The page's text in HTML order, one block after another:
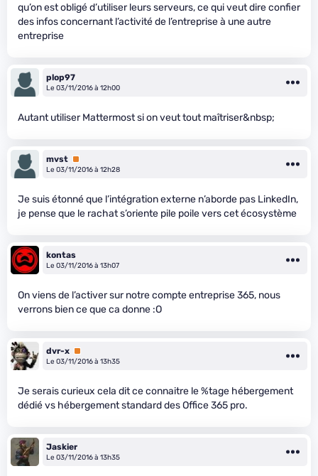
qu’on est obligé d’utiliser leurs serveurs, ce qui veut dire confier
des infos concernant l’activité de l’entreprise à une autre
entreprise
plop97
Le 03/11/2016 à 12h00
Autant utiliser Mattermost si on veut tout maîtriser&nbsp;
mvst Premium
Le 03/11/2016 à 12h28
Je suis étonné que l’intégration externe n’aborde pas LinkedIn,
je pense que le rachat s’oriente pile poile vers cet écosystème
kontas
Le 03/11/2016 à 13h07
On viens de l’activer sur notre compte entreprise 365, nous
verrons bien ce que ca donne :O
dvr-x Premium
Le 03/11/2016 à 13h35
Je serais curieux cela dit ce connaitre le %tage hébergement
dédié vs hébergement standard des Office 365 pro.
Jaskier
Le 03/11/2016 à 13h35